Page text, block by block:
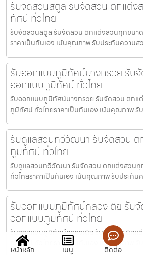
รับจัดสวนสตูล รับจัดสวน ตกแต่ง
ทัศน์ ทั่วไทย
รับจัดสวนสตูล รับจัดสวน ตกแต่งสวนทุกขนา
ราคาเป็นกันเอง เน้นคุณภาพ รับประกันความ
รับออกแบบภูมิทัศน์บางกรวย รับ
ออกแบบภูมิทัศน์ ทั่วไทย
รับออกแบบภูมิทัศน์บางกรวย รับจัดสวน ตกแ
ภูมิทัศน์ ทั่วไทยราคาเป็นกันเอง เน้นคุณภาพ รั
รับดูแลสวนทวีวัฒนา รับจัดสวน
ภูมิทัศน์ ทั่วไทย
รับดูแลสวนทวีวัฒนา รับจัดสวน ตกแต่งสวน
ทั่วไทยราคาเป็นกันเอง เน้นคุณภาพ รับประกัน
รับออกแบบภูมิทัศน์คลองเตย รับ
ออกแบบภูมิทัศน์ ทั่วไทย
รับออกแบบภูมิทัศน์คลองเตย รับจัดสวน ตกแ
ภูมิทัศน์ ทั่วไทยราคาเป็นกันเอง เน้นคุณภาพ
หน้าหลัก เมนู ติดต่อ